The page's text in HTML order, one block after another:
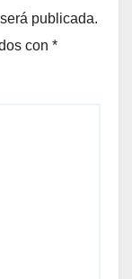
publicada.
con *